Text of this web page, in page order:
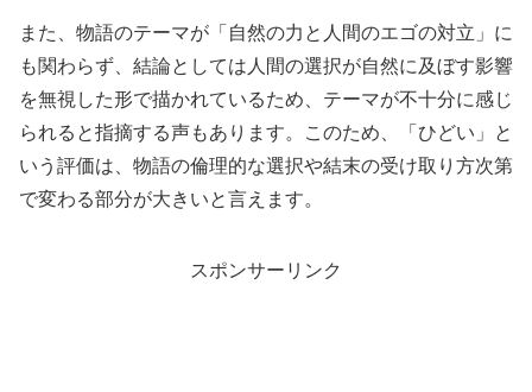
また、物語のテーマが「自然の力と人間のエゴの対立」に
も関わらず、結論としては人間の選択が自然に及ぼす影響
を無視した形で描かれているため、テーマが不十分に感じ
られると指摘する声もあります。このため、「ひどい」と
いう評価は、物語の倫理的な選択や結末の受け取り方次第
で変わる部分が大きいと言えます。
スポンサーリンク